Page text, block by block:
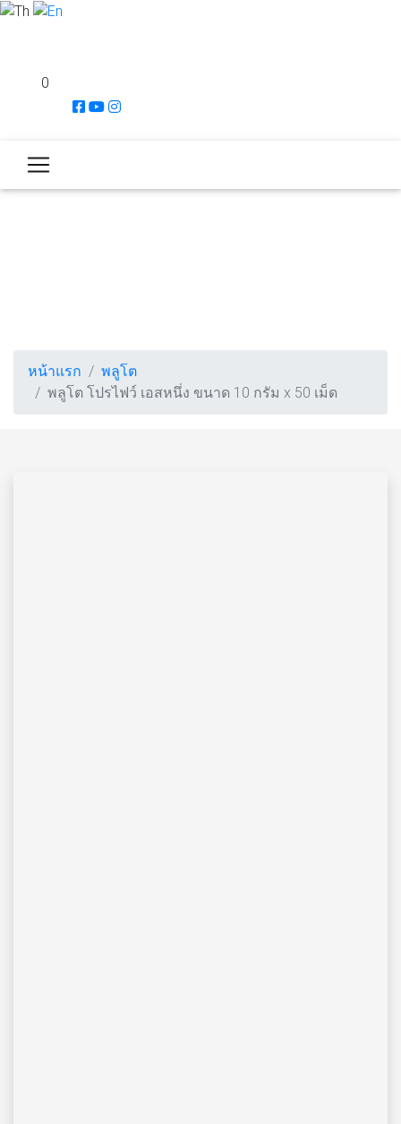
0
หน้าแรก
พลูโต
พลูโต โปรไฟว์ เอสหนึ่ง ขนาด 10 กรัม x 50 เม็ด